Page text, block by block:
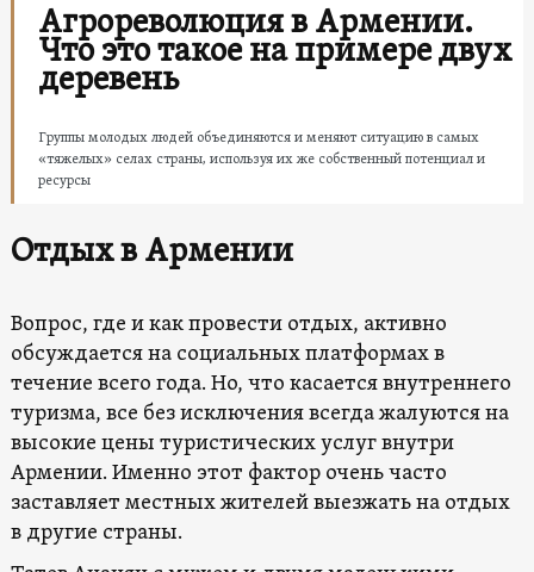
Агрореволюция в Армении.
Что это такое на примере двух
деревень
Группы молодых людей объединяются и меняют ситуацию в самых
«тяжелых» селах страны, используя их же собственный потенциал и
ресурсы
Отдых в Армении
Вопрос, где и как провести отдых, активно
обсуждается на социальных платформах в
течение всего года. Но, что касается внутреннего
туризма, все без исключения всегда жалуются на
высокие цены туристических услуг внутри
Армении. Именно этот фактор очень часто
заставляет местных жителей выезжать на отдых
в другие страны.